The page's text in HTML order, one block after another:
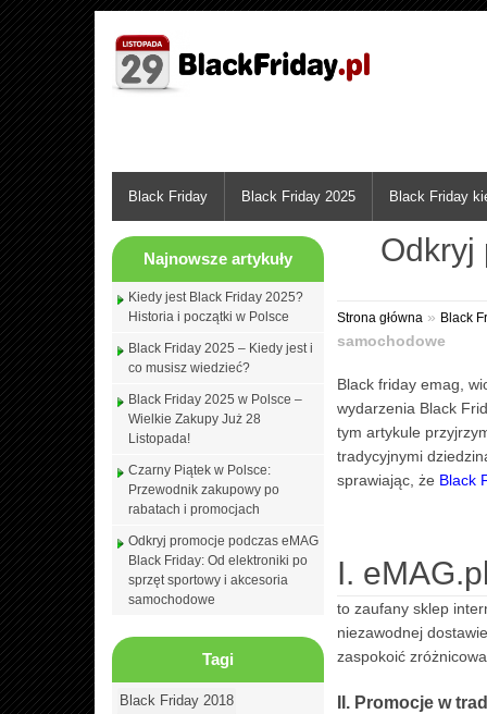
Black Friday Black Friday 2025 Black Friday
Najnowsze artykuły
Kiedy jest Black Friday 2025?
Historia i początki w Polsce
Black Friday 2025 – Kiedy jest i
co musisz wiedzieć?
Black Friday 2025 w Polsce –
Wielkie Zakupy Już 28
Listopada!
Czarny Piątek w Polsce:
Przewodnik zakupowy po
rabatach i promocjach
Odkryj promocje podczas eMAG
Black Friday: Od elektroniki po
sprzęt sportowy i akcesoria
samochodowe
Tagi
Black Friday 2018
Odkryj
Strona główna » Black
samochodowe
Black friday emag,
wydarzenia Black
tym artykule
tradycyjnymi
sprawiając, że Black
I.
to zaufany sklep
niezawodnej
zaspokoić
II. Promocje w